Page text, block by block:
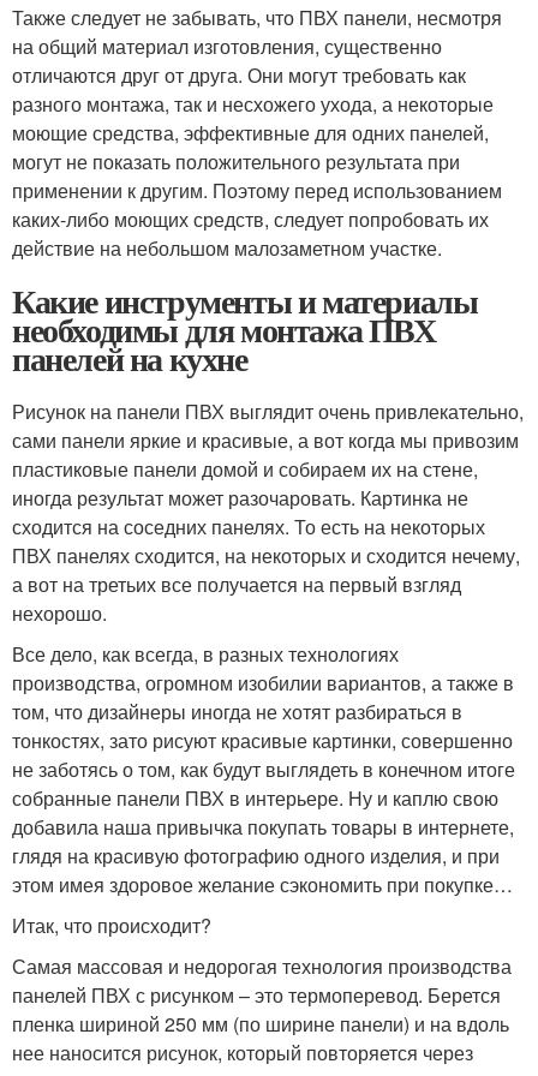
Также следует не забывать, что ПВХ панели, несмотря
на общий материал изготовления, существенно
отличаются друг от друга. Они могут требовать как
разного монтажа, так и несхожего ухода, а некоторые
моющие средства, эффективные для одних панелей,
могут не показать положительного результата при
применении к другим. Поэтому перед использованием
каких-либо моющих средств, следует попробовать их
действие на небольшом малозаметном участке.
Какие инструменты и материалы
необходимы для монтажа ПВХ
панелей на кухне
Рисунок на панели ПВХ выглядит очень привлекательно,
сами панели яркие и красивые, а вот когда мы привозим
пластиковые панели домой и собираем их на стене,
иногда результат может разочаровать. Картинка не
сходится на соседних панелях. То есть на некоторых
ПВХ панелях сходится, на некоторых и сходится нечему,
а вот на третьих все получается на первый взгляд
нехорошо.
Все дело, как всегда, в разных технологиях
производства, огромном изобилии вариантов, а также в
том, что дизайнеры иногда не хотят разбираться в
тонкостях, зато рисуют красивые картинки, совершенно
не заботясь о том, как будут выглядеть в конечном итоге
собранные панели ПВХ в интерьере. Ну и каплю свою
добавила наша привычка покупать товары в интернете,
глядя на красивую фотографию одного изделия, и при
этом имея здоровое желание сэкономить при покупке…
Итак, что происходит?
Самая массовая и недорогая технология производства
панелей ПВХ с рисунком – это термоперевод. Берется
пленка шириной 250 мм (по ширине панели) и на вдоль
нее наносится рисунок, который повторяется через